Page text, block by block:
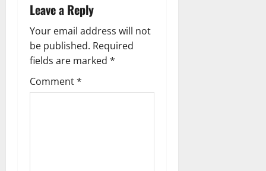
v
i
g
a
Leave a Reply
Your email address will not
be published. Required
fields are marked *
Comment*